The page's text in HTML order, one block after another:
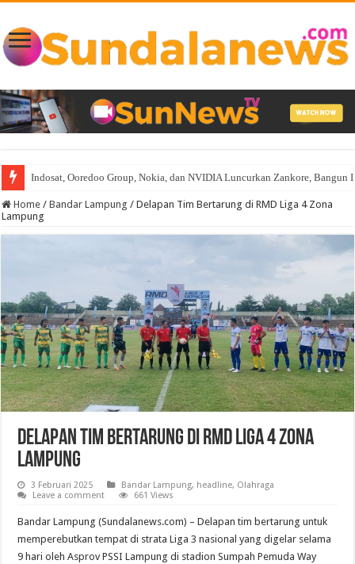
Indosat, Ooredoo Group, Nokia, dan NVIDIA Luncurkan Zankore, Bangun
Home / Bandar Lampung / Delapan Tim Bertarung di RMD Liga 4 Zona
Lampung
Delapan Tim Bertarung di RMD Liga 4 Zona
Lampung
3 Februari 2025 Bandar Lampung, headline, Olahraga
Leave a comment
661 Views
Bandar Lampung (Sundalanews.com) – Delapan tim bertarung untuk
memperebutkan tempat di strata Liga 3 nasional yang digelar selama
9 hari oleh Asprov PSSI Lampung di stadion Sumpah Pemuda Way